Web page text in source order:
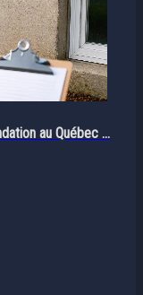
au Québec ...